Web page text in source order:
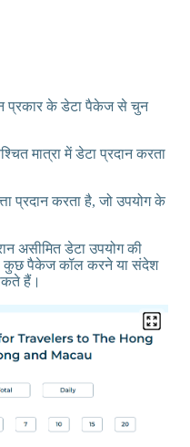
प्रकार के डेटा पैकेज से चुन
मात्रा में डेटा प्रदान करता
प्रदान करता है, जो उपयोग के
असीमित डेटा उपयोग की
कुछ पैकेज कॉल करने या संदेश
हैं।